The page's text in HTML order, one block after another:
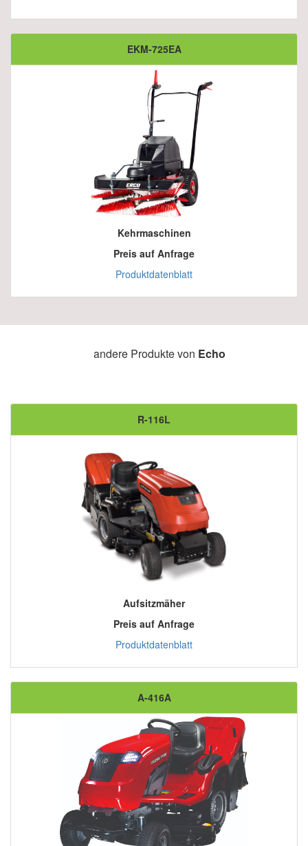
EKM-725EA
Kehrmaschinen
Preis auf Anfrage
Produktdatenblatt
andere Produkte von Echo
R-116L
Aufsitzmäher
Preis auf Anfrage
Produktdatenblatt
A-416A